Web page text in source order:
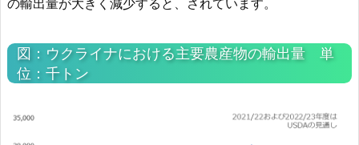
の輸出量が大きく減少すると、されています。
図：ウクライナにおける主要農産物の輸出量 単
位：千トン